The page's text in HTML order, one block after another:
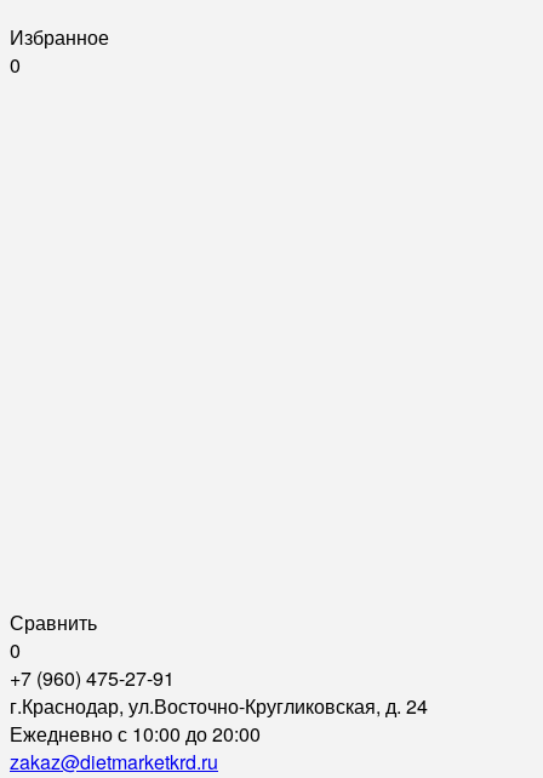
Избранное
0
Сравнить
0
+7 (960) 475-27-91
г.Краснодар, ул.Восточно-Кругликовская, д. 24
Ежедневно с 10:00 до 20:00
zakaz@dietmarketkrd.ru